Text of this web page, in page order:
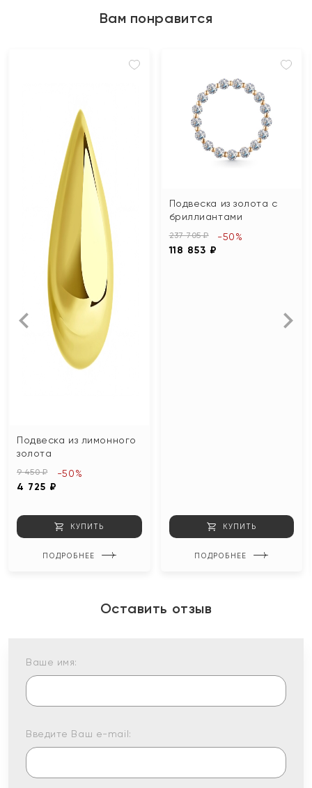
Вам понравится
Подвеска из лимонного
золота
9 450 ₽
4 725 ₽
-50%
КУПИТЬ
ПОДРОБНЕЕ
Подвеска из золота с
бриллиантами
237 705 ₽
118 853 ₽
-50%
КУПИТЬ
ПОДРОБНЕЕ
Оставить отзыв
Ваше имя:
Введите Ваш e-mail: